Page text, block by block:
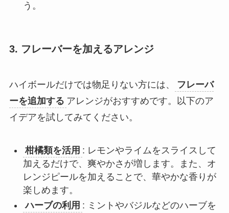
う。
3. フレーバーを加えるアレンジ
ハイボールだけでは物足りない方には、
フレーバ
ーを追加する アレンジがおすすめです。以下のア
イデアを試してみてください。
柑橘類を活用 : レモンやライムをスライスして
加えるだけで、爽やかさが増します。また、オ
レンジピールを加えることで、華やかな香りが
楽しめます。
ハーブの利用 : ミントやバジルなどのハーブを